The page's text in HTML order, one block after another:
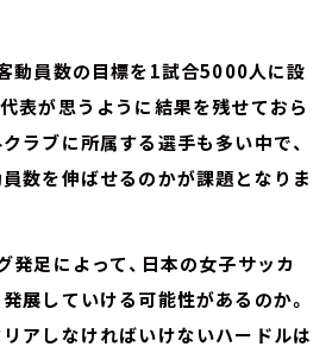
動員数の目標を1試合5000人に設
表が思うように結果を残せておら
ラブに所属する選手も多い中で、
数を伸ばせるのかが課題となりま
発足によって、日本の女子サッカ
展していける可能性があるのか。
アしなければいけないハードルは